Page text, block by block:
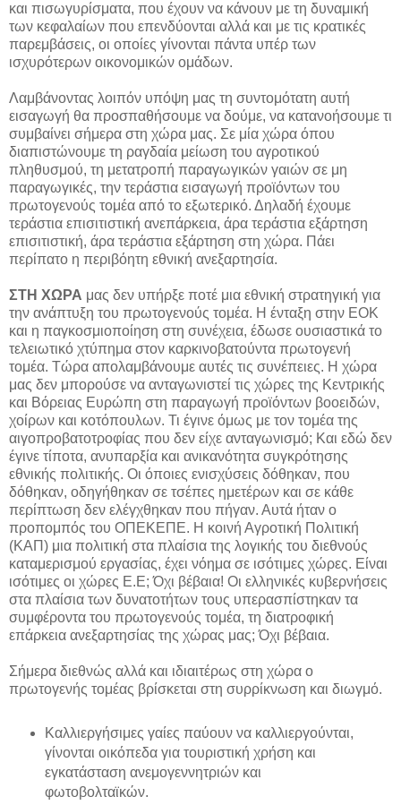
και πισωγυρίσματα, που έχουν να κάνουν με τη δυναμική
των κεφαλαίων που επενδύονται αλλά και με τις κρατικές
παρεμβάσεις, οι οποίες γίνονται πάντα υπέρ των
ισχυρότερων οικονομικών ομάδων.
Λαμβάνοντας λοιπόν υπόψη μας τη συντομότατη αυτή
εισαγωγή θα προσπαθήσουμε να δούμε, να κατανοήσουμε τι
συμβαίνει σήμερα στη χώρα μας. Σε μία χώρα όπου
διαπιστώνουμε τη ραγδαία μείωση του αγροτικού
πληθυσμού, τη μετατροπή παραγωγικών γαιών σε μη
παραγωγικές, την τεράστια εισαγωγή προϊόντων του
πρωτογενούς τομέα από το εξωτερικό. Δηλαδή έχουμε
τεράστια επισιτιστική ανεπάρκεια, άρα τεράστια εξάρτηση
επισιτιστική, άρα τεράστια εξάρτηση στη χώρα. Πάει
περίπατο η περιβόητη εθνική ανεξαρτησία.
ΣΤΗ ΧΩΡΑ μας δεν υπήρξε ποτέ μια εθνική στρατηγική για
την ανάπτυξη του πρωτογενούς τομέα. Η ένταξη στην ΕΟΚ
και η παγκοσμιοποίηση στη συνέχεια, έδωσε ουσιαστικά το
τελειωτικό χτύπημα στον καρκινοβατούντα πρωτογενή
τομέα. Τώρα απολαμβάνουμε αυτές τις συνέπειες. Η χώρα
μας δεν μπορούσε να ανταγωνιστεί τις χώρες της Κεντρικής
και Βόρειας Ευρώπη στη παραγωγή προϊόντων βοοειδών,
χοίρων και κοτόπουλων. Τι έγινε όμως με τον τομέα της
αιγοπροβατοτροφίας που δεν είχε ανταγωνισμό; Και εδώ δεν
έγινε τίποτα, ανυπαρξία και ανικανότητα συγκρότησης
εθνικής πολιτικής. Οι όποιες ενισχύσεις δόθηκαν, που
δόθηκαν, οδηγήθηκαν σε τσέπες ημετέρων και σε κάθε
περίπτωση δεν ελέγχθηκαν που πήγαν. Αυτά ήταν ο
προπομπός του ΟΠΕΚΕΠΕ. Η κοινή Αγροτική Πολιτική
(ΚΑΠ) μια πολιτική στα πλαίσια της λογικής του διεθνούς
καταμερισμού εργασίας, έχει νόημα σε ισότιμες χώρες. Είναι
ισότιμες οι χώρες Ε.Ε; Όχι βέβαια! Οι ελληνικές κυβερνήσεις
στα πλαίσια των δυνατοτήτων τους υπερασπίστηκαν τα
συμφέροντα του πρωτογενούς τομέα, τη διατροφική
επάρκεια ανεξαρτησίας της χώρας μας; Όχι βέβαια.
Σήμερα διεθνώς αλλά και ιδιαιτέρως στη χώρα ο
πρωτογενής τομέας βρίσκεται στη συρρίκνωση και διωγμό.
Καλλιεργήσιμες γαίες παύουν να καλλιεργούνται,
γίνονται οικόπεδα για τουριστική χρήση και
εγκατάσταση ανεμογεννητριών και
φωτοβολταϊκών.